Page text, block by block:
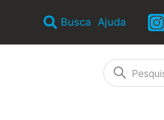
Busca Ajuda